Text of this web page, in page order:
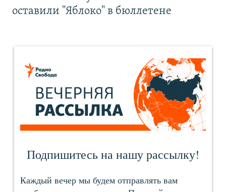
оставили "Яблоко" в бюллетене